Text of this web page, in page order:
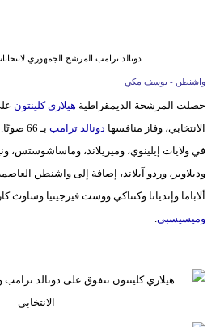
دونالد ترامب المرشح الجمهوري
واشنطن - يوسف مكي
حصلت المرشحة الديمقراطية هيلاري كلينتون
الانتخابي، وفاز منافسها دونالد ترامب
بـ 66
في ولايات إيلينوي، وميريلاند، وماساشوستس،
وديلاوير، وردو آيلاند، إضافة إلى واشنطن
ألاباما وإنديانا وكنتاكي ووست فيرجينيا وساوث
وميسيسبي